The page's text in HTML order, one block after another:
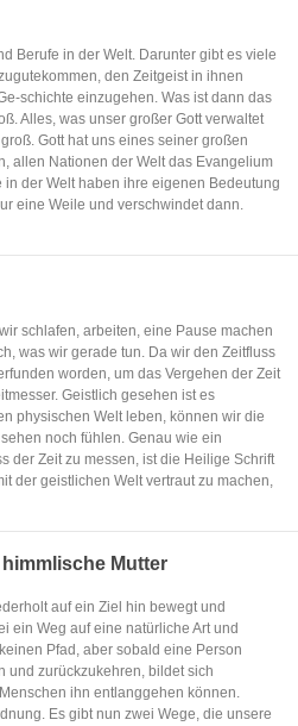
Berufe in der Welt. Darunter gibt es viele
den Zeitgeist in ihnen
schichte einzugehen. Was ist dann das
Alles, was unser großer Gott verwaltet
Gott hat uns eines seiner großen
allen Nationen der Welt das Evangelium
der Welt haben ihre eigenen Bedeutung
eine Weile und verschwindet dann.
schlafen, arbeiten, eine Pause machen
was wir gerade tun. Da wir den Zeitfluss
worden, um das Vergehen der Zeit
Geistlich gesehen ist es
physischen Welt leben, können wir die
noch fühlen. Genau wie ein
der Zeit zu messen, ist die Heilige Schrift
der geistlichen Welt vertraut zu machen,
Mutter
auf ein Ziel hin bewegt und
ein Weg auf eine natürliche Art und
Pfad, aber sobald eine Person
und zurückzukehren, bildet sich
ihn entlanggehen können.
Es gibt nun zwei Wege, die unsere